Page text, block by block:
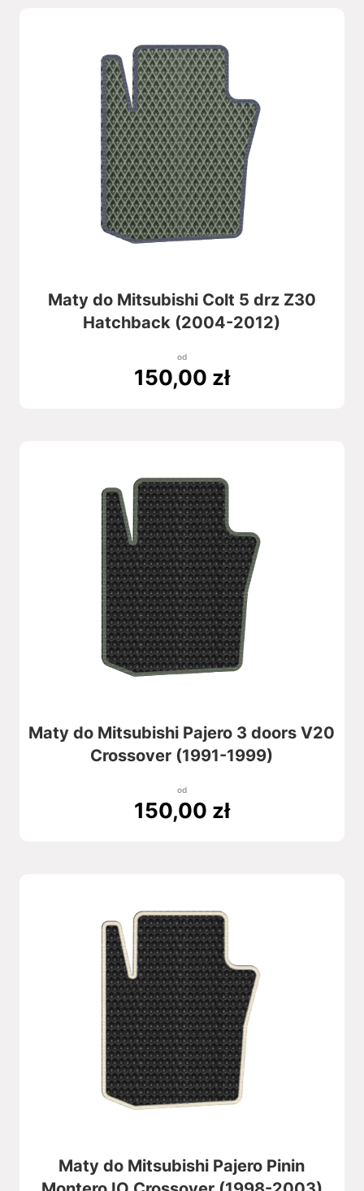
Maty do Mitsubishi Colt 5 drz Z30
Hatchback (2004-2012)
od
150,00 zł
Maty do Mitsubishi Pajero 3 doors V20
Crossover (1991-1999)
od
150,00 zł
Maty do Mitsubishi Pajero Pinin